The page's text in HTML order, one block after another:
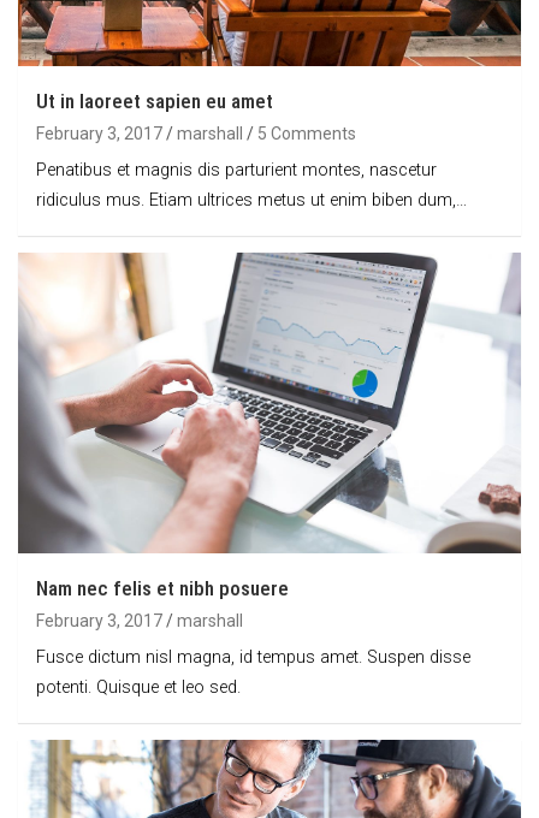
Ut in laoreet sapien eu amet
February 3, 2017 marshall 5 Comments
Penatibus et magnis dis parturient montes, nascetur
ridiculus mus. Etiam ultrices metus ut enim biben dum,…
Nam nec felis et nibh posuere
February 3, 2017 marshall
Fusce dictum nisl magna, id tempus amet. Suspen disse
potenti. Quisque et leo sed.